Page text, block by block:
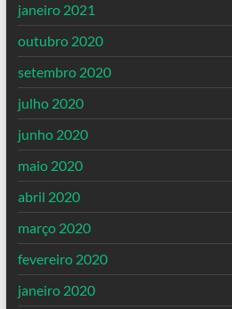
janeiro 2021
outubro 2020
setembro 2020
julho 2020
junho 2020
maio 2020
abril 2020
março 2020
fevereiro 2020
janeiro 2020